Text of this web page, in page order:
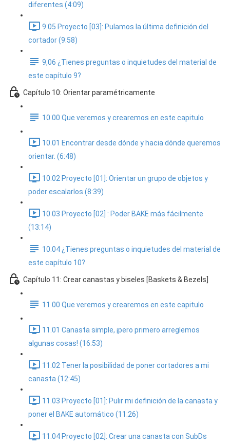
diferentes (4:09)
9.05 Proyecto [03]: Pulamos la última definición del
cortador (9:58)
9,06 ¿Tienes preguntas o inquietudes del material de
este capítulo 9?
Capítulo 10: Orientar paramétricamente
10.00 Que veremos y crearemos en este capitulo
10.01 Encontrar desde dónde y hacia dónde queremos
orientar. (6:48)
10.02 Proyecto [01]: Orientar un grupo de objetos y
poder escalarlos (8:39)
10.03 Proyecto [02] : Poder BAKE más fácilmente
(13:14)
10.04 ¿Tienes preguntas o inquietudes del material de
este capítulo 10?
Capítulo 11: Crear canastas y biseles [Baskets & Bezels]
11.00 Que veremos y crearemos en este capitulo
11.01 Canasta simple, ¡pero primero arreglemos
algunas cosas! (16:53)
11.02 Tener la posibilidad de poner cortadores a mi
canasta (12:45)
11.03 Proyecto [01]: Pulir mi definición de la canasta y
poner el BAKE automático (11:26)
11.04 Proyecto [02]: Crear una canasta con SubDs